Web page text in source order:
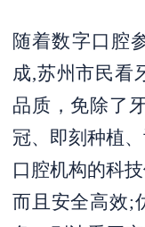
随着数字口腔
成,苏州市民看
品质，免除了
冠、即刻种植
口腔机构的科
而且安全高效;